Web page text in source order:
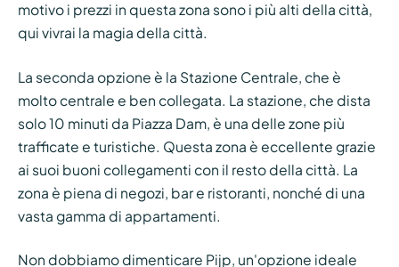
motivo i prezzi in questa zona sono i più alti della città,
qui vivrai la magia della città.
La seconda opzione è la Stazione Centrale, che è
molto centrale e ben collegata. La stazione, che dista
solo 10 minuti da Piazza Dam, è una delle zone più
trafficate e turistiche. Questa zona è eccellente grazie
ai suoi buoni collegamenti con il resto della città. La
zona è piena di negozi, bar e ristoranti, nonché di una
vasta gamma di appartamenti.
Non dobbiamo dimenticare Pijp, un'opzione ideale